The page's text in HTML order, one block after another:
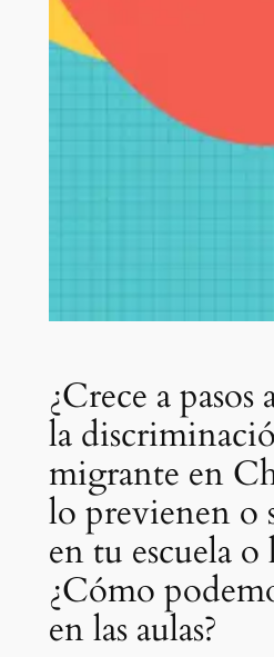
¿Crece a pasos
la
migrante en
lo previenen o
en tu escuela o
¿Cómo
en las aulas?